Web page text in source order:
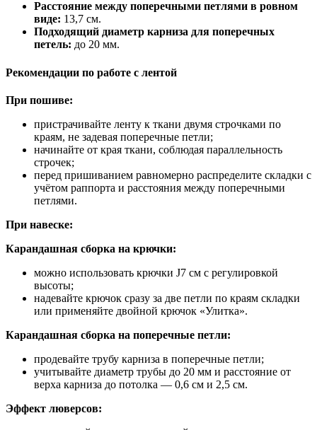
Расстояние между поперечными петлями в ровном
виде: 13,7 см.
Подходящий диаметр карниза для поперечных
петель: до 20 мм.
Рекомендации по работе с лентой
При пошиве:
пристрачивайте ленту к ткани двумя строчками по
краям, не задевая поперечные петли;
начинайте от края ткани, соблюдая параллельность
строчек;
перед пришиванием равномерно распределите складки с
учётом раппорта и расстояния между поперечными
петлями.
При навеске:
Карандашная сборка на крючки:
можно использовать крючки J7 см с регулировкой
высоты;
надевайте крючок сразу за две петли по краям складки
или применяйте двойной крючок «Улитка».
Карандашная сборка на поперечные петли:
продевайте трубу карниза в поперечные петли;
учитывайте диаметр трубы до 20 мм и расстояние от
верха карниза до потолка — 0,6 см и 2,5 см.
Эффект люверсов: